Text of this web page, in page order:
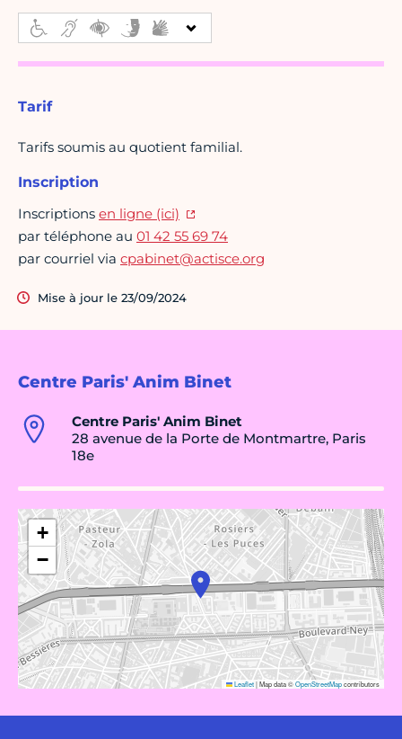
Centre Paris' Anim Binet
Centre Paris' Anim Binet
28 avenue de la Porte de Montmartre, Paris
18e
+
−
Leaflet|Map data ©OpenStreetMapcontributors
Tarif
Tarifs soumis au quotient familial.
Inscription
Inscriptions en ligne (ici)
par téléphone au 01 42 55 69 74
par courriel via cpabinet@actisce.org
Mise à jour le 23/09/2024